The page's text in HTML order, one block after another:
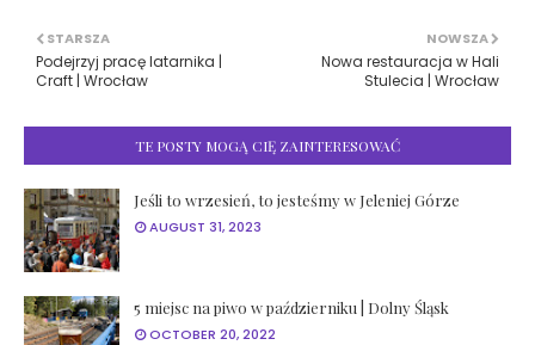
NOWSZA
Nowa restauracja w Hali
Stulecia | Wrocław
STARSZA
Podejrzyj pracę latarnika |
Craft | Wrocław
TE POSTY MOGĄ CIĘ ZAINTERESOWAĆ
Jeśli to wrzesień, to jesteśmy w Jeleniej Górze
AUGUST 31, 2023
5 miejsc na piwo w październiku | Dolny Śląsk
OCTOBER 20, 2022